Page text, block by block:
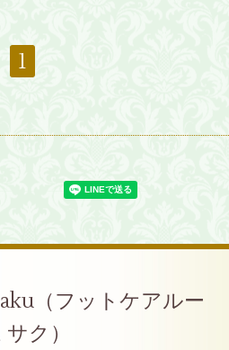
1
（フットケアルー
サク）